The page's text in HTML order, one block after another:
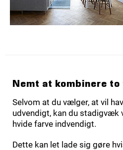
Nemt at kombinere
Selvom at du vælger, at vil
udvendigt, kan du
hvide farve indvendigt.
Dette kan let lade sig gøre